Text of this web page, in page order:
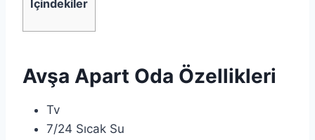
İçindekiler
Avşa Apart Oda Özellikleri
Tv
7/24 Sıcak Su